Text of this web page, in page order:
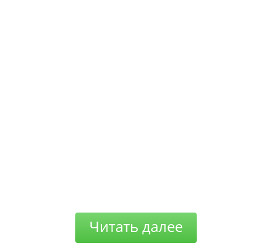
Читать далее